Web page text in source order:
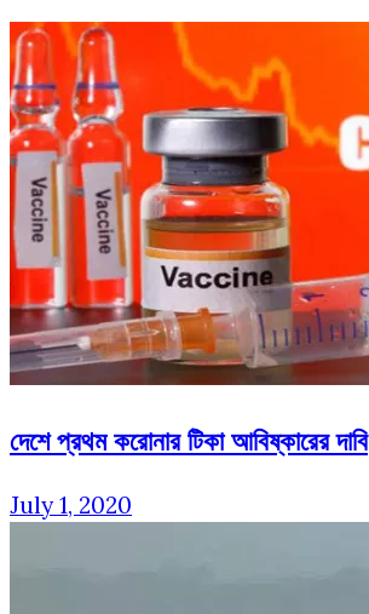
দেশে প্রথম করোনার টিকা আবিষ্কারের দাবি
July 1, 2020